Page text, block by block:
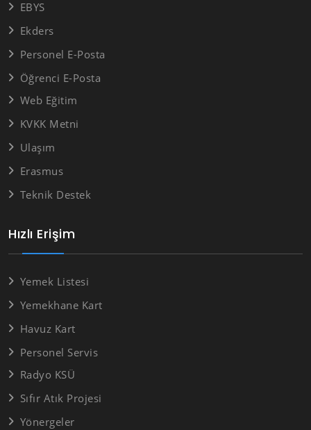
Hızlı Erişim
Yemek Listesi
Yemekhane Kart
Havuz Kart
Personel Servis
Radyo KSÜ
Sıfır Atık Projesi
Yönergeler
EBYS
Ekders
Personel E-Posta
Öğrenci E-Posta
Web Eğitim
KVKK Metni
Ulaşım
Erasmus
Teknik Destek